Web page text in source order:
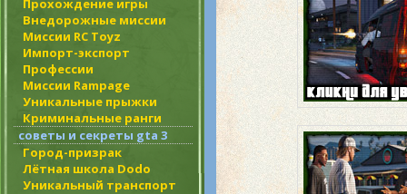
Прохождение игры
Внедорожные миссии
Миссии RC Toyz
Импорт-экспорт
Профессии
Миссии Rampage
Уникальные прыжки
Криминальные ранги
советы и секреты gta 3
Город-призрак
Лётная школа Dodo
Уникальный транспорт